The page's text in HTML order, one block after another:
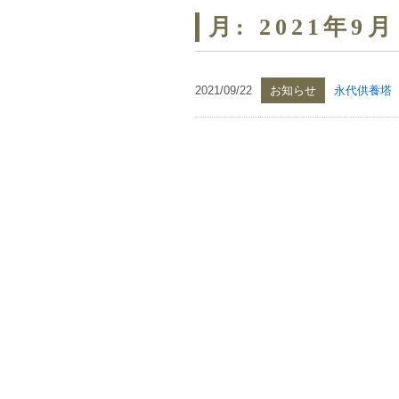
月: 2021年9月
2021/09/22 お知らせ 永代供養